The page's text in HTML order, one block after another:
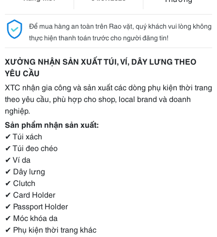
Để mua hàng an toàn trên Rao vặt, quý khách vui lòng không
thực hiện thanh toán trước cho người đăng tin!
XƯỞNG NHẬN SẢN XUẤT TÚI, VÍ, DÂY LƯNG THEO
YÊU CẦU
XTC nhận gia công và sản xuất các dòng phụ kiện thời trang
theo yêu cầu, phù hợp cho shop, local brand và doanh
nghiệp.
Sản phẩm nhận sản xuất:
✔ Túi xách
✔ Túi đeo chéo
✔ Ví da
✔ Dây lưng
✔ Clutch
✔ Card Holder
✔ Passport Holder
✔ Móc khóa da
✔ Phụ kiện thời trang khác